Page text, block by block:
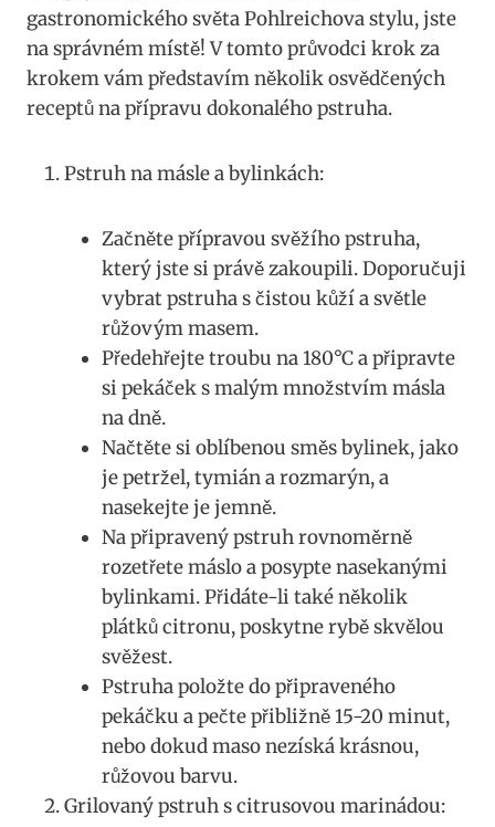
gastronomického světa⁢ Pohlreichova stylu, jste
na správném ⁢místě! V tomto průvodci ‌krok za
⁤krokem vám představím několik osvědčených
receptů‌ na přípravu ​dokonalého pstruha.
Pstruh ‍na másle ‌a bylinkách:
Začněte ⁣přípravou svěžího pstruha,
který jste si právě zakoupili. Doporučuji
vybrat pstruha ⁢s čistou kůží a světle
růžovým masem.
Předehřejte troubu na ‌180°C a připravte
si pekáček⁣ s malým množstvím másla
⁢na dně.
Načtěte si oblíbenou směs bylinek, jako
‌je petržel, tymián a rozmarýn, a
nasekejte je jemně.
Na ​připravený pstruh⁣ rovnoměrně
rozetřete máslo a posypte nasekanými
‍bylinkami. Přidáte-li‌ také‍ několik
plátků citronu, poskytne rybě skvělou
svěžest.
Pstruha‌ položte ​do připraveného
pekáčku a pečte přibližně‍ 15-20 minut,⁤
nebo dokud​ maso nezíská krásnou,
růžovou barvu.
Grilovaný pstruh s citrusovou marinádou: